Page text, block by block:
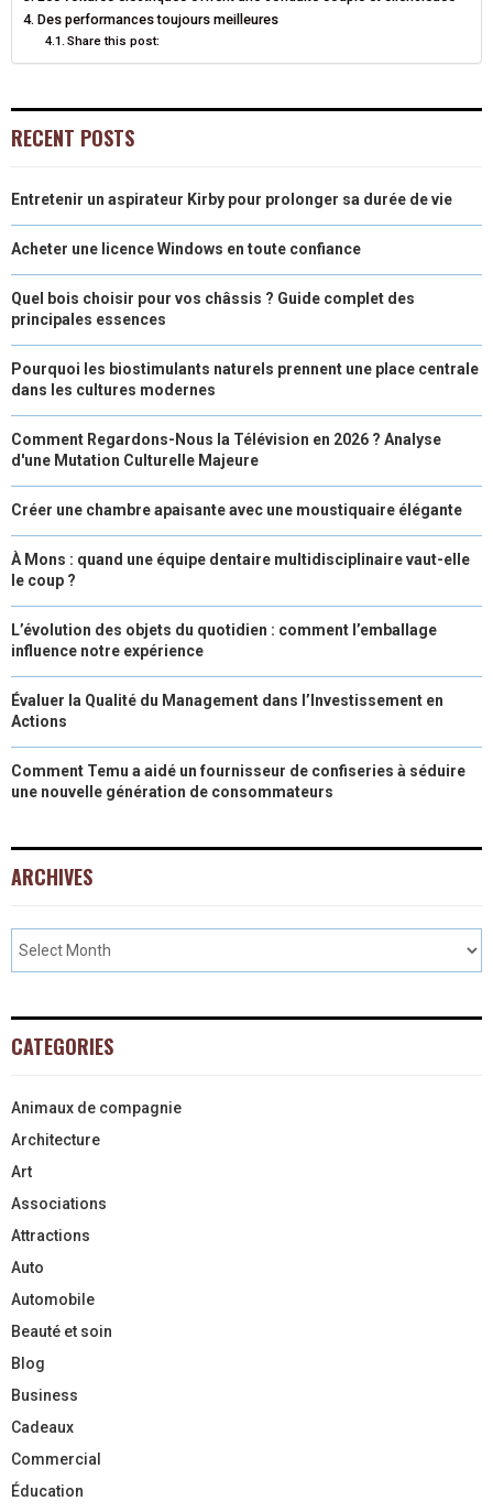
)
Des performances toujours meilleures
Share this post:
RECENT POSTS
Entretenir un aspirateur Kirby pour prolonger sa durée de vie
Acheter une licence Windows en toute confiance
Quel bois choisir pour vos châssis ? Guide complet des
principales essences
Pourquoi les biostimulants naturels prennent une place centrale
dans les cultures modernes
Comment Regardons-Nous la Télévision en 2026 ? Analyse
d'une Mutation Culturelle Majeure
Créer une chambre apaisante avec une moustiquaire élégante
À Mons : quand une équipe dentaire multidisciplinaire vaut-elle
le coup ?
L’évolution des objets du quotidien : comment l’emballage
influence notre expérience
Évaluer la Qualité du Management dans l’Investissement en
Actions
Comment Temu a aidé un fournisseur de confiseries à séduire
une nouvelle génération de consommateurs
ARCHIVES
CATEGORIES
Animaux de compagnie
Architecture
Art
Associations
Attractions
Auto
Automobile
Beauté et soin
Blog
Business
Cadeaux
Commercial
Éducation